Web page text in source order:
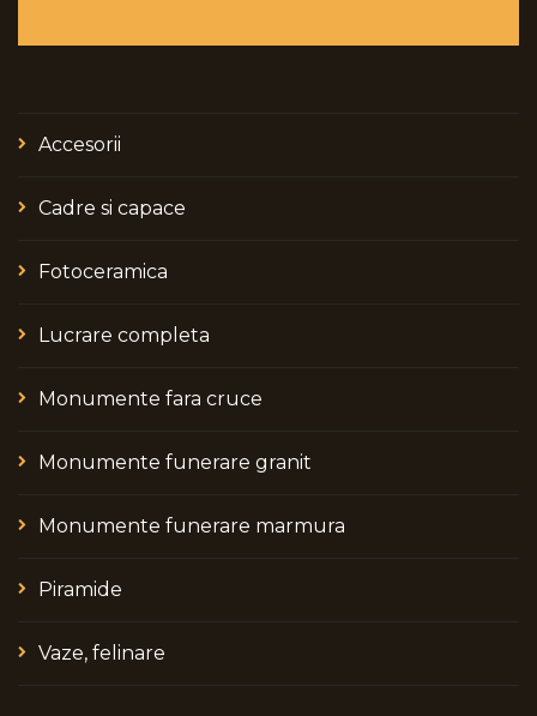
Accesorii
Cadre si capace
Fotoceramica
Lucrare completa
Monumente fara cruce
Monumente funerare granit
Monumente funerare marmura
Piramide
Vaze, felinare